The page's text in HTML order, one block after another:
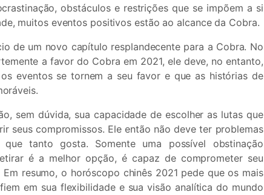
obstáculos e restrições que se impõem a si
muitos eventos positivos estão ao alcance da Cobra.
de um novo capítulo resplandecente para a Cobra. No
a favor do Cobra em 2021, ele deve, no entanto,
eventos se tornem a seu favor e que as histórias de
sem dúvida, sua capacidade de escolher as lutas que
seus compromissos. Ele então não deve ter problemas
tanto gosta. Somente uma possível obstinação
é a melhor opção, é capaz de comprometer seu
resumo, o horóscopo chinês 2021 pede que os mais
em sua flexibilidade e sua visão analítica do mundo